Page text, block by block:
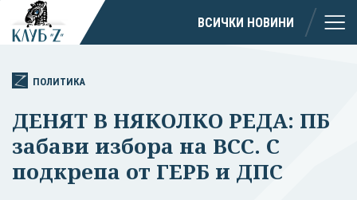
ВСИЧКИ НОВИНИ
ПОЛИТИКА
ДЕНЯТ В НЯКОЛКО РЕДА: ПБ
забави избора на ВСС. С
подкрепа от ГЕРБ и ДПС